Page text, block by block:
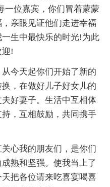
一位嘉宾，你们冒着蒙蒙
亲眼见证他们走进幸福
生中最快乐的时光!为此
迎!
今天起你们开始了新的
，在做好儿子好女儿的
好妻子。生活中互相体
，互相鼓励，共同携手
心我的朋友们，是你们
熟和坚强。使我当上了
把各位请来吃喜宴喝喜